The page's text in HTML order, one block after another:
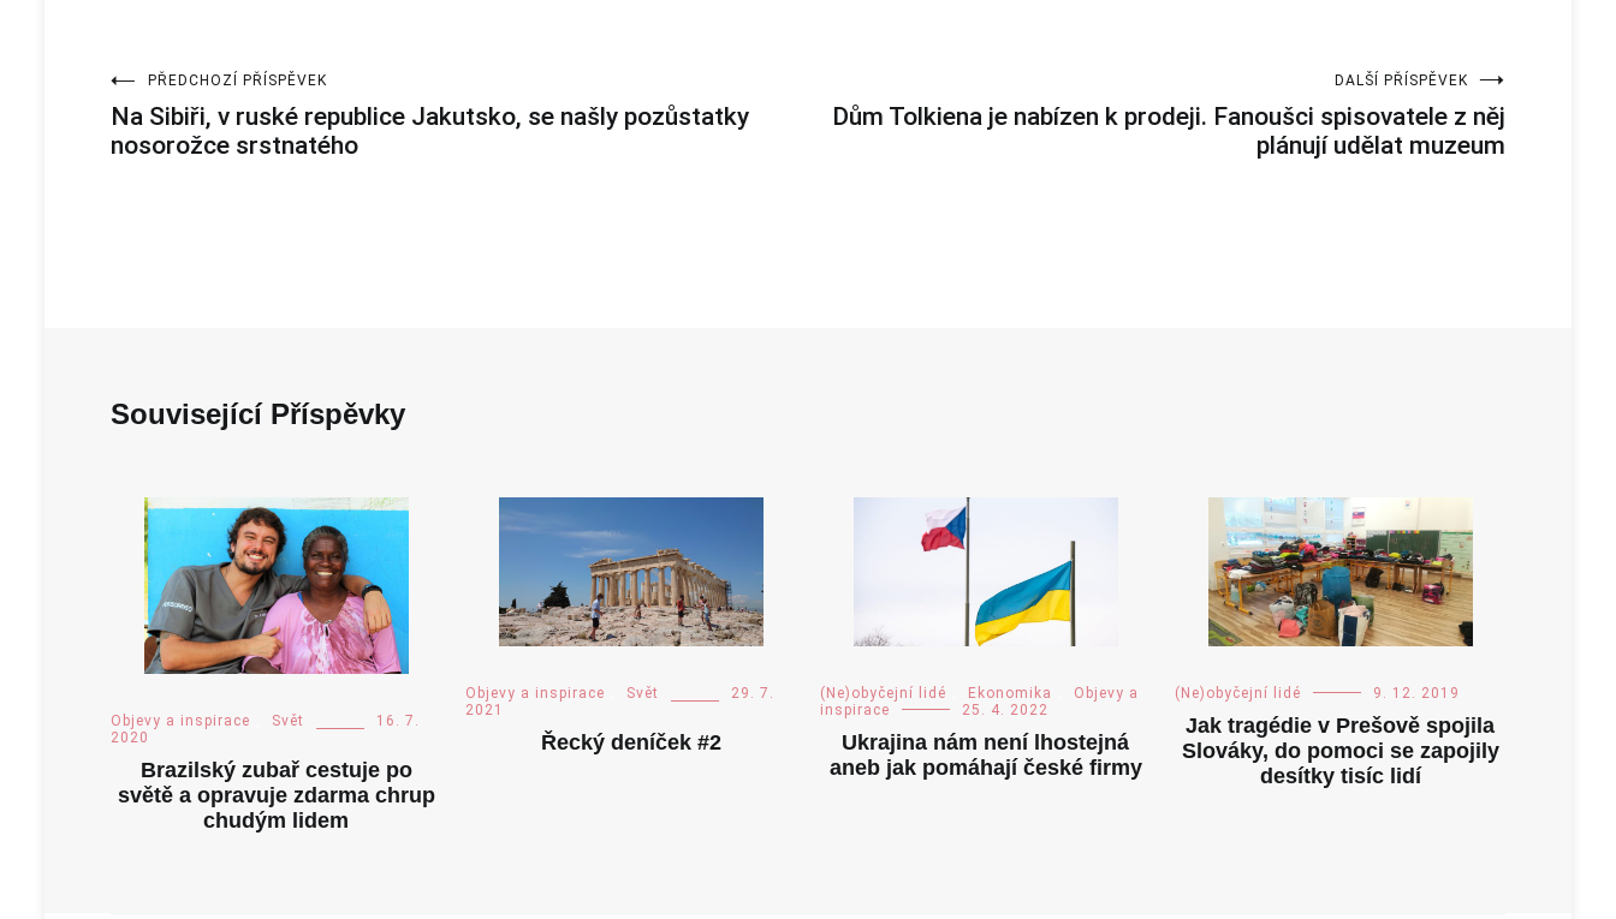
Navigace
pro
PŘEDCHOZÍ PŘÍSPĚVEK
Na Sibiři, v ruské republice Jakutsko, se našly pozůstatky
nosorožce srstnatého
DALŠÍ PŘÍSPĚVEK
Dům Tolkiena je nabízen k prodeji. Fanoušci spisovatele z něj
plánují udělat muzeum
Související Příspěvky
Objevy a inspirace Svět
16. 7.
2020
Brazilský zubař cestuje po
světě a opravuje zdarma chrup
chudým lidem
Objevy a inspirace Svět
29. 7.
2021
Řecký deníček #2
(Ne)obyčejní lidé Ekonomika
Objevy a
inspirace
25. 4. 2022
Ukrajina nám není lhostejná
aneb jak pomáhají české firmy
(Ne)obyčejní lidé 9. 12. 2019
Jak tragédie v Prešově spojila
Slováky, do pomoci se zapojily
desítky tisíc lidí